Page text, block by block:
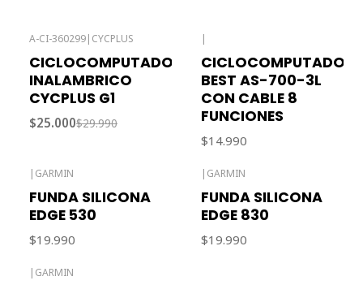
A-CI-360299| CYCPLUS
CICLOCOMPUTADOR
INALAMBRICO
CYCPLUS G1
$25.000$29.990
|
CICLOCOMPUTADOR
BEST AS-700-3L
CON CABLE 8
FUNCIONES
$14.990
| GARMIN
FUNDA SILICONA
EDGE 530
$19.990
| GARMIN
FUNDA SILICONA
EDGE 830
$19.990
| GARMIN